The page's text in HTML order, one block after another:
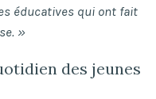
éducatives qui ont fait
»
des jeunes